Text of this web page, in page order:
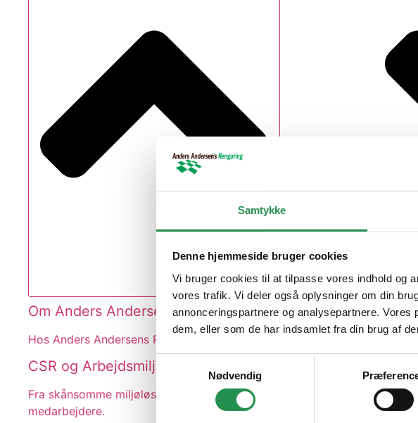
Samtykke
Denne hjemmeside bruger cookies
Vi bruger cookies til at tilpasse vores indhold og
vores trafik. Vi deler også oplysninger om din
annonceringspartnere og analysepartnere.
dem, eller som de har indsamlet fra din brug af
Nødvendig
Close Virksomheden
Om Anders Andersen
Hos Anders Andersens Rengøring tilbyder vi et bredt udvalg af
CSR og Arbejdsmiljø
Fra skånsomme miljøløsninger til et solidt samfundsansvar gennem
medarbejdere.